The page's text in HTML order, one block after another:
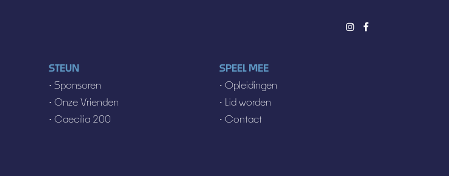
STEUN
• Sponsoren
• Onze Vrienden
• Caecilia 200
SPEEL MEE
• Opleidingen
• Lid worden
• Contact